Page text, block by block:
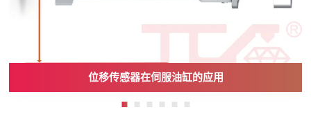
位移传感器在伺服油缸的应用